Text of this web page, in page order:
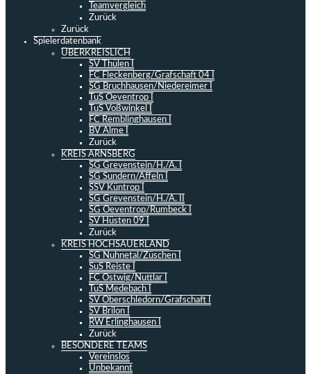
Teamvergleich
Zurück
Zurück
Spielerdatenbank
ÜBERKREISLICH
SV Thülen I
FC Fleckenberg/Grafschaft 04 I
SG Bruchhausen/Niedereimer I
TuS Oeventrop I
TuS Voßwinkel I
FC Remblinghausen I
BV Alme I
Zurück
KREIS ARNSBERG
SG Grevenstein/H./A. I
SG Sundern/Affeln I
SSV Küntrop I
SG Grevenstein/H./A. II
SG Oeventrop/Rumbeck I
SV Hüsten 09 I
Zurück
KREIS HOCHSAUERLAND
SG Nuhnetal/Züschen I
SuS Reiste I
FC Ostwig/Nuttlar I
TuS Medebach I
SV Oberschledorn/Grafschaft I
SV Brilon I
RW Erlinghausen I
Zurück
BESONDERE TEAMS
Vereinslos
Unbekannt